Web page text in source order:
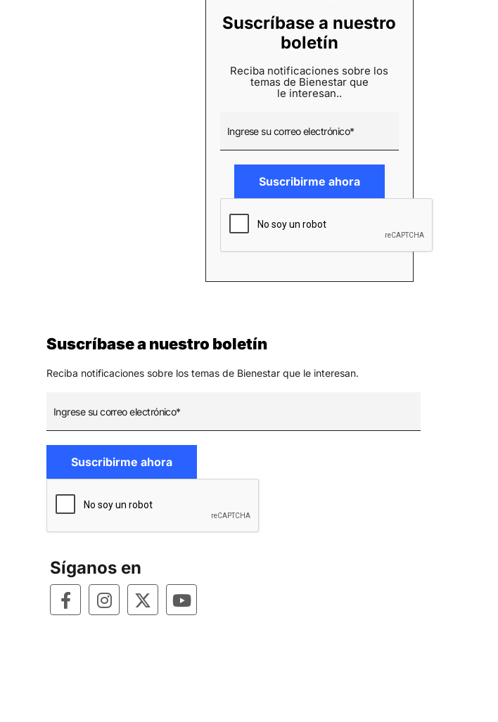
Suscríbase a nuestro
boletín
Reciba notificaciones sobre los
temas de Bienestar que
le interesan..
Suscríbase a nuestro boletín
Reciba notificaciones sobre los temas de Bienestar que le interesan.
Síganos en